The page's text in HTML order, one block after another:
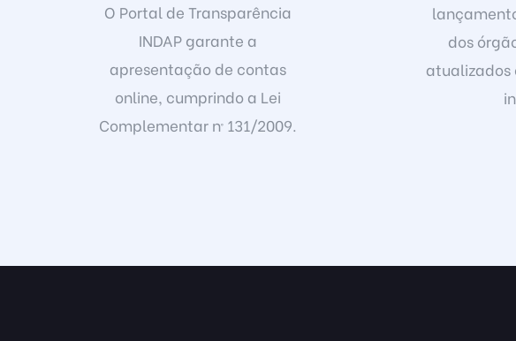
O Portal de Transparência
INDAP garante a
apresentação de contas
online, cumprindo a Lei
Complementar nº 131/2009.
dos
atualizados